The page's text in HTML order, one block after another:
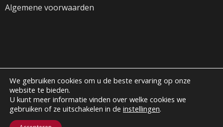
Algemene voorwaarden
CopyrightBoca Kaarsen| All Rights Reserved |
We gebruiken cookies om u de beste ervaring op onze
website te bieden.
U kunt meer informatie vinden over welke cookies we
gebruiken of ze uitschakelen in de instellingen.